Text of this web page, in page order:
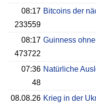
08:17
233559
Bitcoins der
08:17
473722
Guinness
07:36
48
Natürliche
08.08.26 Krieg in der